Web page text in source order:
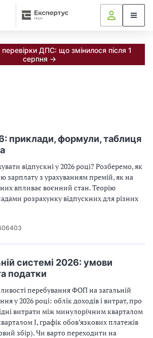
ДПС: що змінилося після 1
серпня →
приклади, формули, таблиця
відпускні у 2026 році? Розберемо, як
зарплату з урахуванням премій, як на
впливає воєнний стан. Теорію
розрахунку відпускних для різних
системі 2026: умови
податки
перебування ФОП на загальній
у 2026 році: облік доходів і витрат, про
витрати між минулорічним кварталом
І, графік обов’язкових платежів
збір). Чи варто переходити на